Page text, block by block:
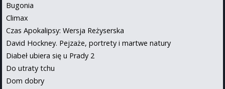
Bugonia
Climax
Czas Apokalipsy: Wersja Reżyserska
David Hockney. Pejzaże, portrety i martwe natury
Diabeł ubiera się u Prady 2
Do utraty tchu
Dom dobry